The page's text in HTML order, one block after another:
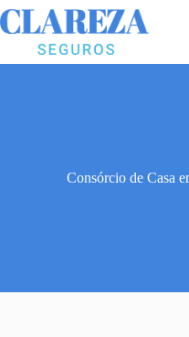
Pular
para
conteúdo
Consórcio de Casa